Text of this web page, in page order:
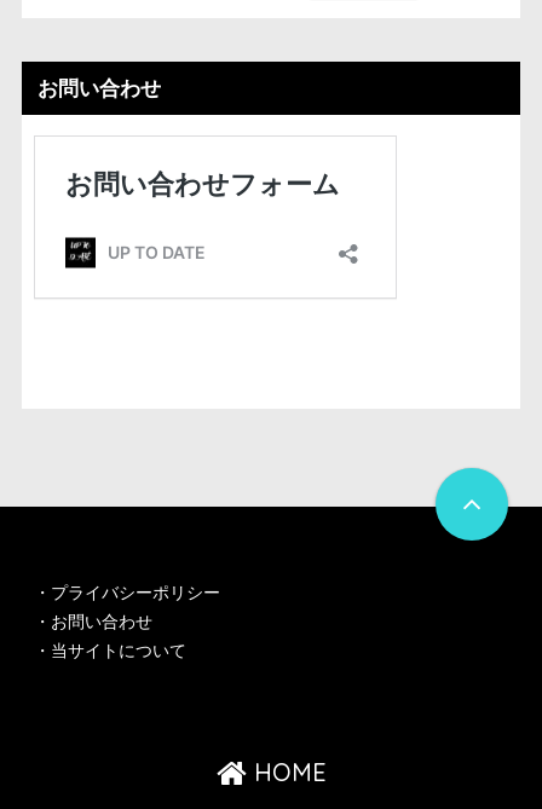
お問い合わせ
・ プライバシーポリシー
・ お問い合わせ
・ 当サイトについて
HOME